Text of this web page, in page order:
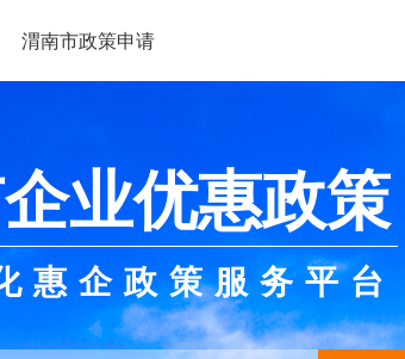
渭南市政策申请
业优惠政策
惠企政策服务平台